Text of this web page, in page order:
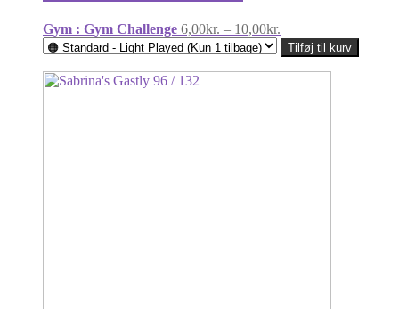
Gym : Gym Challenge 6,00kr. – 10,00kr.
6,00kr.
til
10,00kr.
Tilføj til kurv